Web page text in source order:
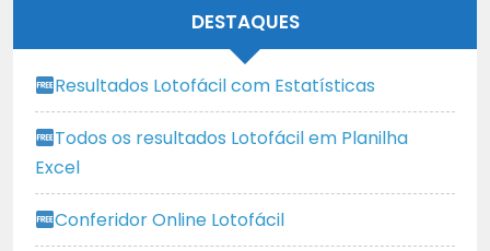
DESTAQUES
Resultados Lotofácil com Estatísticas
Todos os resultados Lotofácil em Planilha
Excel
Conferidor Online Lotofácil